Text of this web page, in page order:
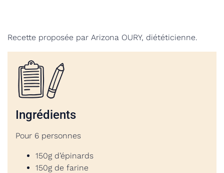
Recette proposée par Arizona OURY, diététicienne.
Ingrédients
Pour 6 personnes
150g d’épinards
150g de farine